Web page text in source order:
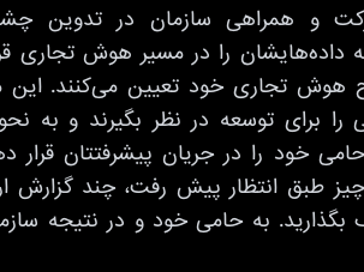
و همراهی سازمان در تدوین
داده‌هایشان را در مسیر هوش تجاری
تجاری خود تعیین می‌کنند. این
را برای توسعه در نظر بگیرند و به
خود را در جریان پیشرفتتان قرار
طبق انتظار پیش رفت، چند گزارش
بگذارید. به حامی خود و در نتیجه